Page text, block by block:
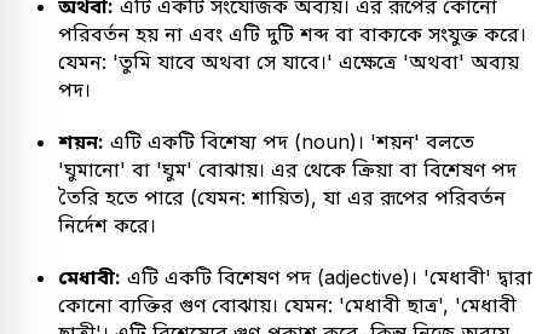
অথবা: এটি একটি সংযোজক অব্যয়। এর রূপের কোনো
পরিবর্তন হয় না এবং এটি দুটি শব্দ বা বাক্যকে সংযুক্ত করে।
যেমন: 'তুমি যাবে অথবা সে যাবে।' এক্ষেত্রে 'অথবা' অব্যয়
পদ।
শয়ন: এটি একটি বিশেষ্য পদ (noun)। 'শয়ন' বলতে
'ঘুমানো' বা 'ঘুম' বোঝায়। এর থেকে ক্রিয়া বা বিশেষণ পদ
তৈরি হতে পারে (যেমন: শায়িত), যা এর রূপের পরিবর্তন
নির্দেশ করে।
মেধাবী: এটি একটি বিশেষণ পদ (adjective)। 'মেধাবী' দ্বারা
কোনো ব্যক্তির গুণ বোঝায়। যেমন: 'মেধাবী ছাত্র', 'মেধাবী